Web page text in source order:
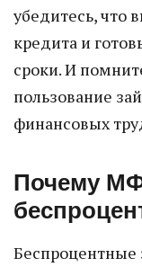
убедитесь, что
кредита и
сроки. И
пользование
финансовых
Почему
Беспроцентные